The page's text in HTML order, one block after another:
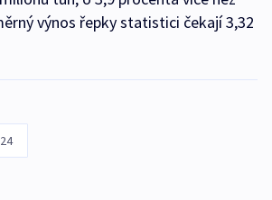
výnos řepky statistici čekají 3,32